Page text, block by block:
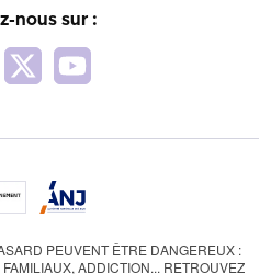
nous sur :
PEUVENT ÊTRE DANGEREUX :
ADDICTION... RETROUVEZ